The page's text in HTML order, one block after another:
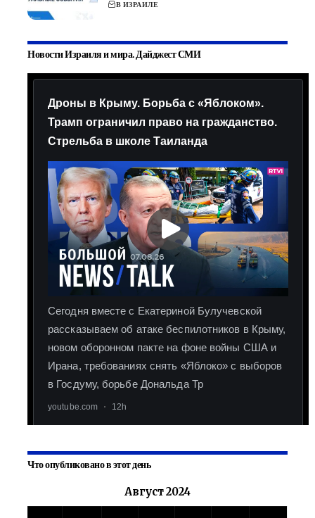
В ИЗРАИЛЕ
Новости Израиля и мира. Дайджест СМИ
Что опубликовано в этот день
Август 2024